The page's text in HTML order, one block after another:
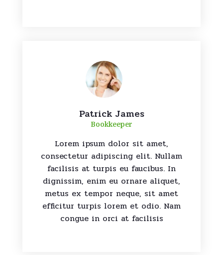
Patrick James
Bookkeeper
Lorem ipsum dolor sit amet,
consectetur adipiscing elit. Nullam
facilisis at turpis eu faucibus. In
dignissim, enim eu ornare aliquet,
metus ex tempor neque, sit amet
efficitur turpis lorem et odio. Nam
congue in orci at facilisis